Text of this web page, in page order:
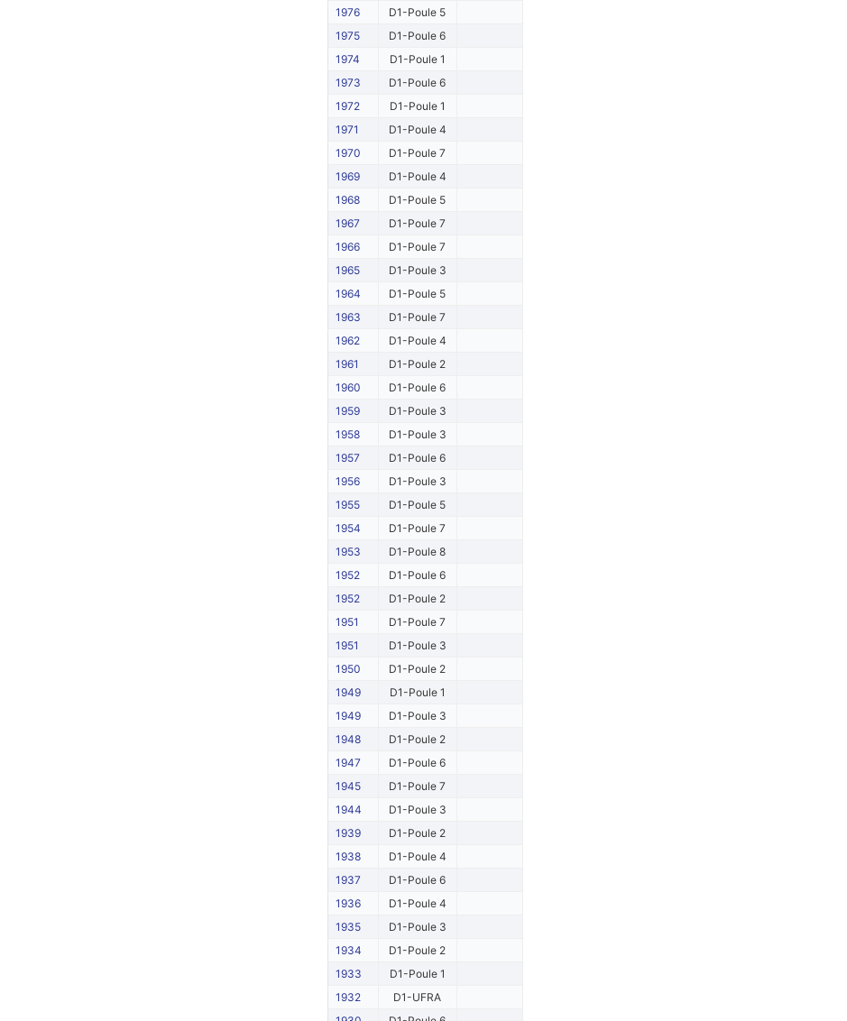
1976
D1-Poule 5
1975
D1-Poule 6
1974
D1-Poule 1
1973
D1-Poule 6
1972
D1-Poule 1
1971
D1-Poule 4
1970
D1-Poule 7
1969
D1-Poule 4
1968
D1-Poule 5
1967
D1-Poule 7
1966
D1-Poule 7
1965
D1-Poule 3
1964
D1-Poule 5
1963
D1-Poule 7
1962
D1-Poule 4
1961
D1-Poule 2
1960
D1-Poule 6
1959
D1-Poule 3
1958
D1-Poule 3
1957
D1-Poule 6
1956
D1-Poule 3
1955
D1-Poule 5
1954
D1-Poule 7
1953
D1-Poule 8
1952
D1-Poule 6
1952
D1-Poule 2
1951
D1-Poule 7
1951
D1-Poule 3
1950
D1-Poule 2
1949
D1-Poule 1
1949
D1-Poule 3
1948
D1-Poule 2
1947
D1-Poule 6
1945
D1-Poule 7
1944
D1-Poule 3
1939
D1-Poule 2
1938
D1-Poule 4
1937
D1-Poule 6
1936
D1-Poule 4
1935
D1-Poule 3
1934
D1-Poule 2
1933
D1-Poule 1
1932
D1-UFRA